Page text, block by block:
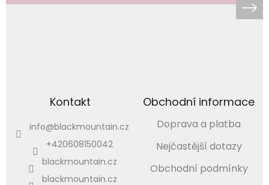
Kontakt
info@blackmountain.cz
+420608150042
blackmountain.cz
blackmountain.cz
Obchodní informace
Doprava a platba
Nejčastější dotazy
Obchodní podmínky